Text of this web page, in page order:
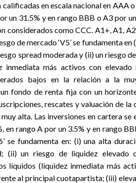
en escala nacional en AAA
un 31.5% y en rango BBB o A3 por
considerados como CCC. A1+, A1,
de mercado ‘V5’ se fundamenta
spread moderada y (ii) un riesgo
más activos con elevado
bajos en la relación a la
fondo de renta fija con un
rescates y valuación de la
alta. Las inversiones en cartera
en rango A por un 3.5% y en rango
se fundamenta en: (i) una alta
(ii) un riesgo de liquidez elevado
líquidos (liquidez inmediata más
al principal cuotapartista; (iii)